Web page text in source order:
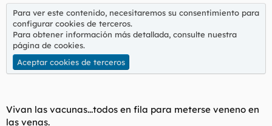
Para ver este contenido, necesitaremos su consentimiento para
configurar cookies de terceros.
Para obtener información más detallada, consulte nuestra
página de cookies.
Aceptar cookies de terceros
Vivan las vacunas...todos en fila para meterse veneno en
las venas.